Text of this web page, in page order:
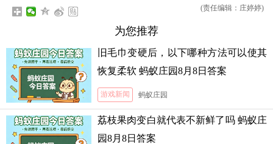
(责任编辑：庄婷婷)
为您推荐
旧毛巾变硬后，以下哪种方法可以使其
恢复柔软 蚂蚁庄园8月8日答案
游戏新闻 蚂蚁庄园
荔枝果肉变白就代表不新鲜了吗 蚂蚁庄
园8月8日答案